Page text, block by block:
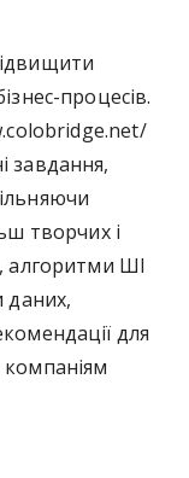
процесів.
завдання,
творчих і
алгоритми ШІ
даних,
для